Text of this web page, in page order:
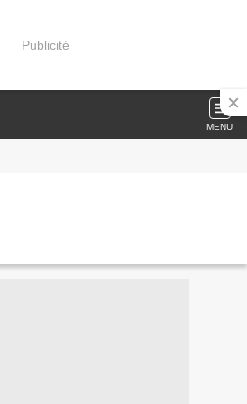
Publicité
MENU